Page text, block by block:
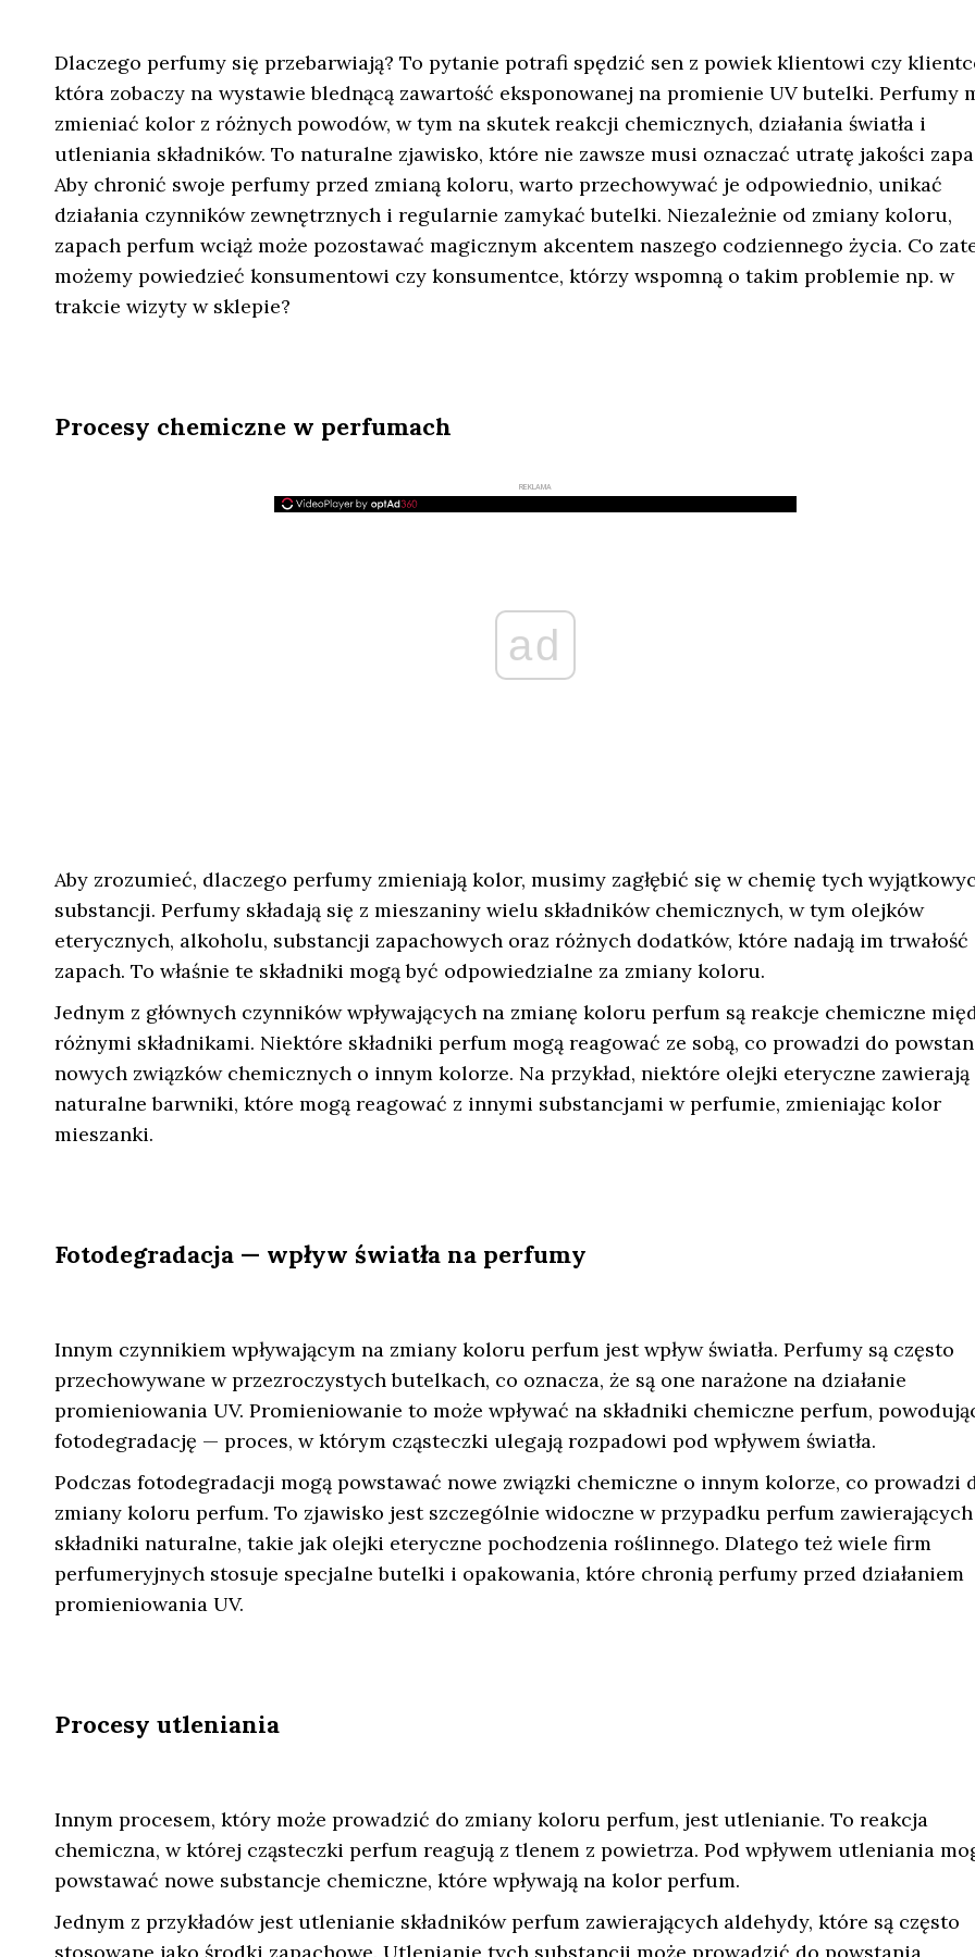
Dlaczego perfumy się przebarwiają? To pytanie potrafi spędzić sen z powiek klientowi czy
która zobaczy na wystawie blednącą zawartość eksponowanej na promienie UV butelki. Perfumy
zmieniać kolor z różnych powodów, w tym na skutek reakcji chemicznych, działania światła i
utleniania składników. To naturalne zjawisko, które nie zawsze musi oznaczać utratę jakości
Aby chronić swoje perfumy przed zmianą koloru, warto przechowywać je odpowiednio, unikać
działania czynników zewnętrznych i regularnie zamykać butelki. Niezależnie od zmiany koloru,
zapach perfum wciąż może pozostawać magicznym akcentem naszego codziennego życia. Co
możemy powiedzieć konsumentowi czy konsumentce, którzy wspomną o takim problemie np. w
trakcie wizyty w sklepie?
Procesy chemiczne w perfumach
REKLAMA
ad
Aby zrozumieć, dlaczego perfumy zmieniają kolor, musimy zagłębić się w chemię tych
substancji. Perfumy składają się z mieszaniny wielu składników chemicznych, w tym olejków
eterycznych, alkoholu, substancji zapachowych oraz różnych dodatków, które nadają im trwałość
zapach. To właśnie te składniki mogą być odpowiedzialne za zmiany koloru.
Jednym z głównych czynników wpływających na zmianę koloru perfum są reakcje chemiczne
różnymi składnikami. Niektóre składniki perfum mogą reagować ze sobą, co prowadzi do
nowych związków chemicznych o innym kolorze. Na przykład, niektóre olejki eteryczne zawierają
naturalne barwniki, które mogą reagować z innymi substancjami w perfumie, zmieniając kolor
mieszanki.
Fotodegradacja — wpływ światła na perfumy
Innym czynnikiem wpływającym na zmiany koloru perfum jest wpływ światła. Perfumy są często
przechowywane w przezroczystych butelkach, co oznacza, że są one narażone na działanie
promieniowania UV. Promieniowanie to może wpływać na składniki chemiczne perfum,
fotodegradację — proces, w którym cząsteczki ulegają rozpadowi pod wpływem światła.
Podczas fotodegradacji mogą powstawać nowe związki chemiczne o innym kolorze, co prowadzi
zmiany koloru perfum. To zjawisko jest szczególnie widoczne w przypadku perfum zawierających
składniki naturalne, takie jak olejki eteryczne pochodzenia roślinnego. Dlatego też wiele firm
perfumeryjnych stosuje specjalne butelki i opakowania, które chronią perfumy przed działaniem
promieniowania UV.
Procesy utleniania
Innym procesem, który może prowadzić do zmiany koloru perfum, jest utlenianie. To reakcja
chemiczna, w której cząsteczki perfum reagują z tlenem z powietrza. Pod wpływem utleniania
powstawać nowe substancje chemiczne, które wpływają na kolor perfum.
Jednym z przykładów jest utlenianie składników perfum zawierających aldehydy, które są często